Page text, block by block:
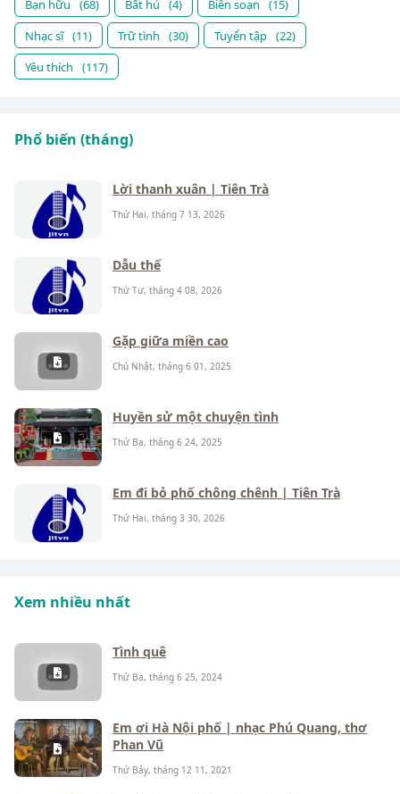
Bạn hữu (68) Bất hủ (4) Biên soạn
(15)
Nhạc sĩ (11) Trữ tình (30) Tuyển tập (22)
Yêu thích
(117)
Phổ biến (tháng)
Lời thanh xuân | Tiên Trà
Thứ Hai, tháng 7 13, 2026
Dẫu thế
Thứ Tư, tháng 4 08, 2026
Gặp giữa miền cao
Chủ Nhật, tháng 6 01, 2025
Huyền sử một chuyện tình
Thứ Ba, tháng 6 24, 2025
Em đi bỏ phố chông chênh | Tiên Trà
Thứ Hai, tháng 3 30, 2026
Xem nhiều nhất
Tình quê
Thứ Ba, tháng 6 25, 2024
Em ơi Hà Nội phố | nhạc Phú Quang, thơ
Phan Vũ
Thứ Bảy, tháng 12 11, 2021